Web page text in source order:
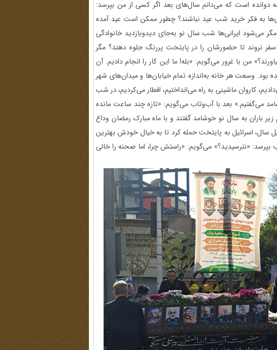
دوانده است که می‌دانم سال‌های بعد اگر کسی از من بپرسد:
به فکر خرید شب عید نباشند؟ چطور ممکن است عید آمده
می‌شود ایرانی‌ها شب سال نو به‌جای دیدوبازدید خانوادگی
نروند تا حضورشان را در پایتخت پررنگ جلوه دهند؟ مگر
من با غرور می‌گویم: «بله! ما این کار را انجام دادیم. آن
وسعت هر خانه به‌اندازه تمام خیابان‌ها و میدان‌های شهر
کاروان ماشینی به راه می‌انداختیم، افطار می‌کردیم، در شب
می‌گفتیم.» بعد با آب‌وتاب می‌گویم: «تازه چند ساعت مانده
باران به سال نو خوشامد گفتند و با ماه مبارک رمضان وداع
سال، اسرائیل به پایتخت حمله کرد تا به خیال خودش بهترین
بپرسد: «نترسیدید؟» می‌گویم: «راستش چرا، اما صحنه را خالی